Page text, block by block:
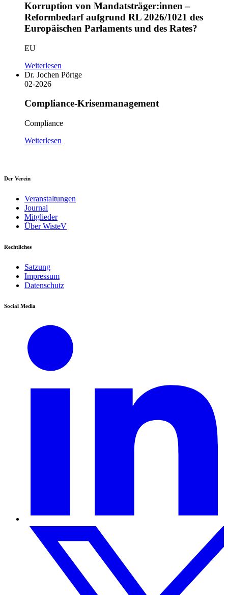
Korruption von Mandatsträger:innen –
Reformbedarf aufgrund RL 2026/1021 des
Europäischen Parlaments und des Rates?
EU
Weiterlesen
Dr. Jochen Pörtge
02-2026
Compliance-Krisenmanagement
Compliance
Weiterlesen
Der Verein
Veranstaltungen
Journal
Mitglieder
Über WisteV
Rechtliches
Satzung
Impressum
Datenschutz
Social Media